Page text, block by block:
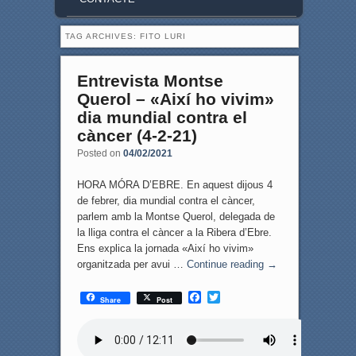
TAG ARCHIVES: FITO LURI
Entrevista Montse
Querol – «Així ho vivim»
dia mundial contra el
càncer (4-2-21)
Posted on 04/02/2021
HORA MÓRA D’EBRE. En aquest dijous 4
de febrer, dia mundial contra el càncer,
parlem amb la Montse Querol, delegada de
la lliga contra el càncer a la Ribera d’Ebre.
Ens explica la jornada «Així ho vivim»
organitzada per avui … Continue reading →
Share Post
F
T